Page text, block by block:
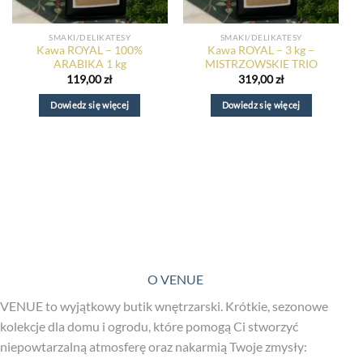
SMAKI/DELIKATESY
Kawa ROYAL – 100%
ARABIKA 1 kg
119,00zł
Dowiedz się więcej
SMAKI/DELIKATESY
Kawa ROYAL – 3 kg –
MISTRZOWSKIE TRIO
319,00zł
Dowiedz się więcej
O VENUE
VENUE to wyjątkowy butik wnętrzarski. Krótkie, sezonowe
kolekcje dla domu i ogrodu, które pomogą Ci stworzyć
niepowtarzalną atmosferę oraz nakarmią Twoje zmysły: